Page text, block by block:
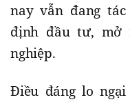
nay vẫn đang
định đầu tư, mở
nghiệp.
Điều đáng lo